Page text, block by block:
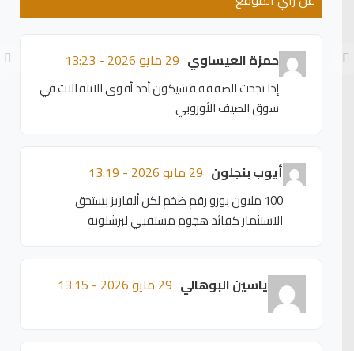
حمزة العيساوي 29 مايو 2026 - 13:23
إذا نجحت الصفقة فسيكون أحد أقوى الانتقالات في
سوق الصيف الأوروبي
أيوب بنجلون 29 مايو 2026 - 13:19
100 مليون يورو رقم ضخم لكن ألفاريز يستحق
الاستثمار كقائد هجوم مستقبلي لبرشلونة
ياسين البوهالي 29 مايو 2026 - 13:15